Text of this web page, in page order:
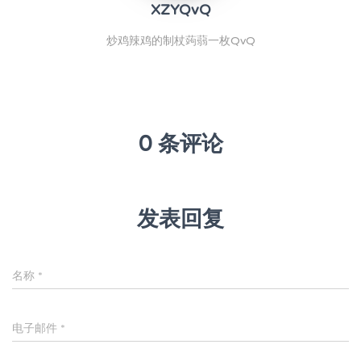
XZYQvQ
炒鸡辣鸡的制杖蒟蒻一枚QvQ
0 条评论
发表回复
名称 *
电子邮件 *